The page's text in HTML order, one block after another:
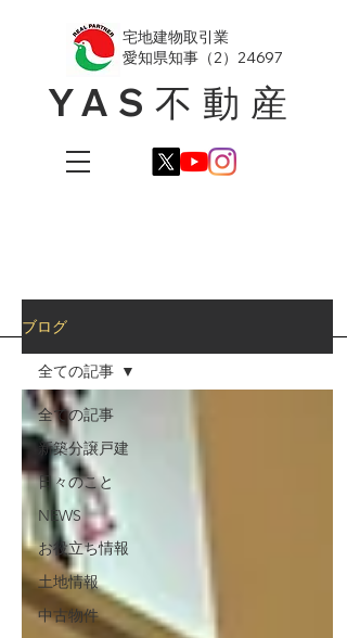
YAS不動産
​宅地建物取引業
愛知県知事（2）24697
ブログ
全ての記事
新築分譲戸建
日々のこと
NEWS
お役立ち情報
土地情報
中古物件
全ての記事